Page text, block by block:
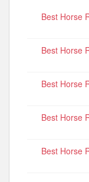
Best Horse
Best Horse
Best Horse
Best Horse
Best Horse